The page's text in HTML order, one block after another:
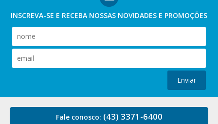
INSCREVA-SE E RECEBA NOSSAS NOVIDADES E PROMOÇÕES
Enviar
Fale conosco: (43) 3371-6400